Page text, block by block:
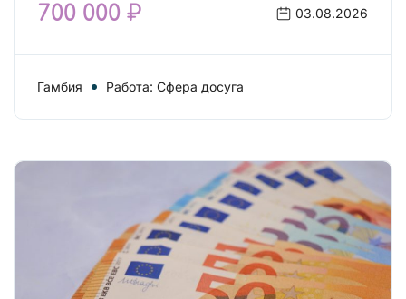
700 000 ₽ 03.08.2026
Гамбия Работа: Сфера досуга